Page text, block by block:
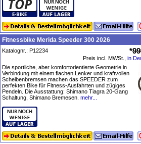
Fitnessbike Merida Speeder 300 2026
Katalognr.: P12234 *
Preis incl. MWSt., in
Die sportliche, aber komfortorientierte Geometrie in
Verbindung mit einem flachen Lenker und kraftvollen
Scheibenbremsen machen das SPEEDER zum
perfekten Bike für Fitness-Ausfahrten und zügiges
Pendeln. Die Ausstattung: Shimano Tiagra 20-Gang
Schaltung, Shimano Bremesen. mehr...